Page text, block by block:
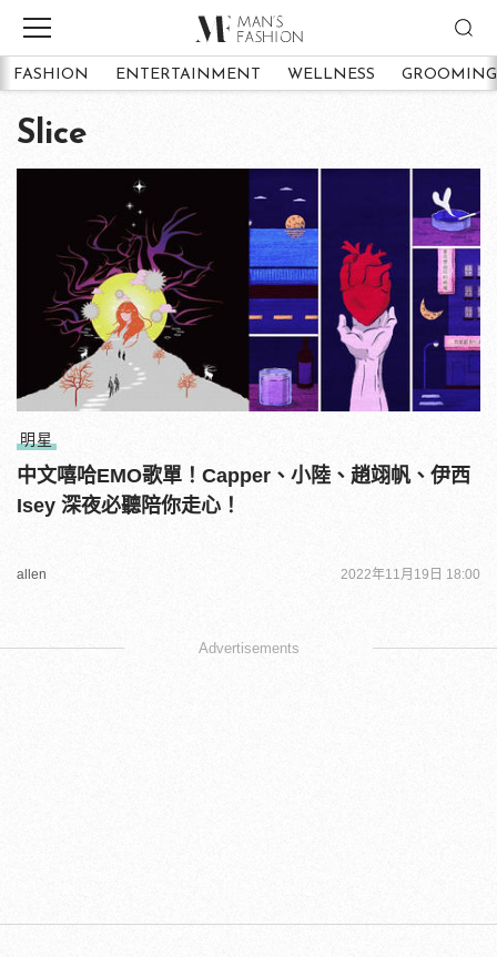
FASHION ENTERTAINMENT WELLNESS GROOMING
Slice
明星
中文嘻哈EMO歌單！Capper、小陸、趙翊帆、伊西
Isey 深夜必聽陪你走心！
allen 2022年11月19日 18:00
Advertisements